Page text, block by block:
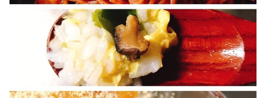
ファッション
恋愛/結婚/離婚